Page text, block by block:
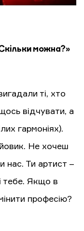
можна?»
ті, хто
відчувати, а
гармоніях).
Не хочеш
нас. Ти артист –
тебе. Якщо в
професію?